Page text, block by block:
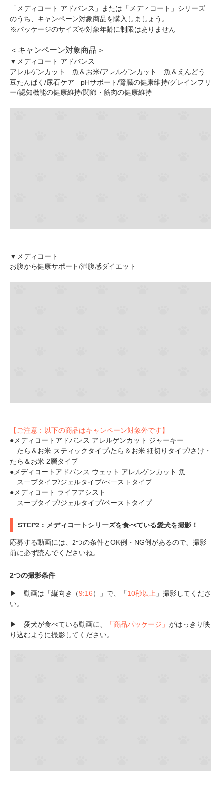
「メディコート アドバンス」または「メディコート」シリーズ
のうち、キャンペーン対象商品を購入しましょう。
※パッケージのサイズや対象年齢に制限はありません
＜キャンペーン対象商品＞
▼メディコート アドバンス
アレルゲンカット 魚＆お米/アレルゲンカット 魚＆えんどう
豆たんぱく/尿石ケア pHサポート/腎臓の健康維持/グレインフリ
ー/認知機能の健康維持/関節・筋肉の健康維持
▼メディコート
お腹から健康サポート/満腹感ダイエット
【ご注意：以下の商品はキャンペーン対象外です】
●メディコートアドバンス アレルゲンカット ジャーキー
たら＆お米 スティックタイプ/たら＆お米 細切りタイプ/さけ・
たら＆お米 2層タイプ
●メディコートアドバンス ウェット アレルゲンカット 魚
スープタイプ/ジェルタイプ/ペーストタイプ
●メディコート ライフアシスト
スープタイプ/ジェルタイプ/ペーストタイプ
STEP2：メディコートシリーズを食べている愛犬を撮影！
応募する動画には、2つの条件とOK例・NG例があるので、撮影
前に必ず読んでくださいね。
2つの撮影条件
▶ 動画は「縦向き（9:16）」で、「10秒以上 」撮影してくださ
い。
▶ 愛犬が食べている動画に、 「商品パッケージ」 がはっきり映
り込むように撮影してください。